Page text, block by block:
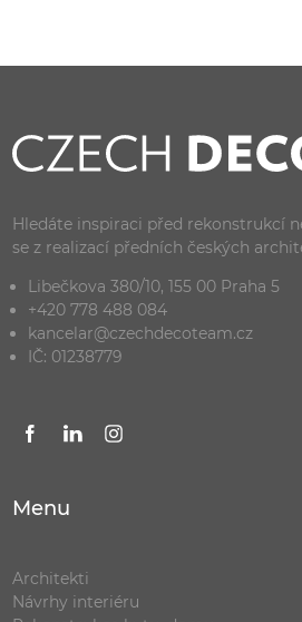
Hledáte inspiraci před rekonstrukcí
se z realizací předních českých
Libečkova 380/10, 155 00 Praha 5
+420 778 488 084
kancelar@czechdecoteam.cz
IČ: 01238779
Menu
Architekti
Návrhy interiéru